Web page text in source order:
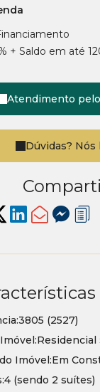
+ Saldo em até
Atendimento pelo
Dúvidas? Nós
3805 (2527)
Residencial
Imóvel:Em
4 (sendo 2 suítes)